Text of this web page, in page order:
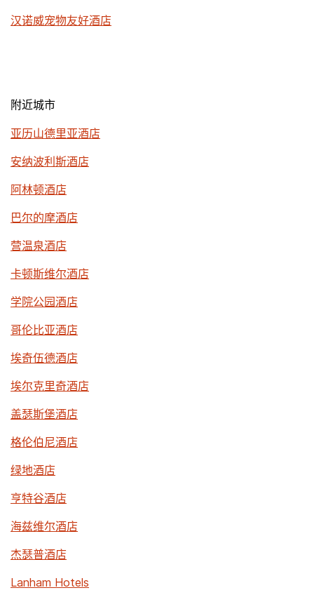
汉诺威宠物友好酒店
附近城市
亚历山德里亚酒店
安纳波利斯酒店
阿林顿酒店
巴尔的摩酒店
营温泉酒店
卡顿斯维尔酒店
学院公园酒店
哥伦比亚酒店
埃奇伍德酒店
埃尔克里奇酒店
盖瑟斯堡酒店
格伦伯尼酒店
绿地酒店
亨特谷酒店
海兹维尔酒店
杰瑟普酒店
Lanham Hotels